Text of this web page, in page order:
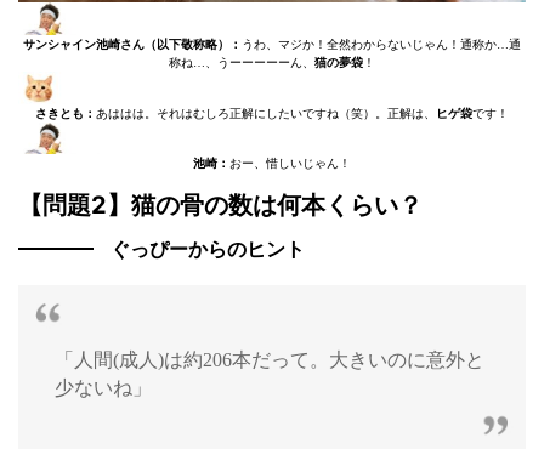
サンシャイン池崎さん（以下敬称略）： うわ、マジか！全然わからないじゃん！通称か…通
称ね…、うーーーーーん、 猫の夢袋 ！
さきとも： あははは。それはむしろ正解にしたいですね（笑）。正解は、 ヒゲ袋です！
池崎： おー、惜しいじゃん！
【問題2】猫の骨の数は何本くらい？
ぐっぴーからのヒント
「人間(成人)は約206本だって。大きいのに意外と
少ないね」